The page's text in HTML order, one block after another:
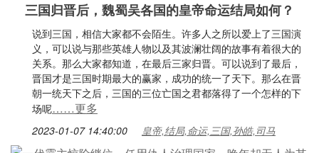
三国归晋后，魏蜀吴各国的皇帝命运结局如何？
说到三国，相信大家都不会陌生。许多人之所以爱上了三国演
义，可以说与那些英雄人物以及其波澜壮阔的故事有着很大的
关系。那么大家都知道，在最后三家归晋。可以说到了最后，
晋国才是三国时期最大的赢家，成功的统一了天下。那么在晋
朝一统天下之后，三国的三位亡国之君都落得了一个怎样的下
场呢……更多
2023-01-07 14:40:00 皇帝,结局,命运,三国,孙皓,司马